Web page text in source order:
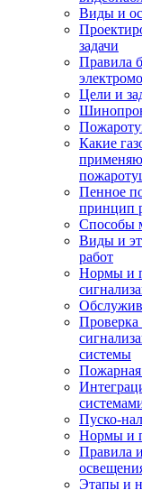
Виды и
задачи
Правила
Цели и
Какие
Пенное
принцип
Способы
Виды и
работ
Нормы и
системы
Пожарная
Пуско-
Нормы и
Правила
Этапы и